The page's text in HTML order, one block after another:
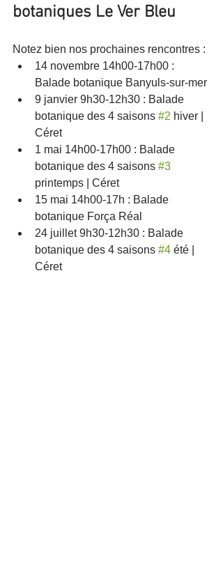
botaniques Le Ver Bleu
Notez bien nos prochaines rencontres :
14 novembre 14h00-17h00 :
Balade botanique Banyuls-sur-mer
9 janvier 9h30-12h30 : Balade
botanique des 4 saisons #2 hiver |
Céret
1 mai 14h00-17h00 : Balade
botanique des 4 saisons #3
printemps | Céret
15 mai 14h00-17h : Balade
botanique Força Réal
24 juillet 9h30-12h30 : Balade
botanique des 4 saisons #4 été |
Céret